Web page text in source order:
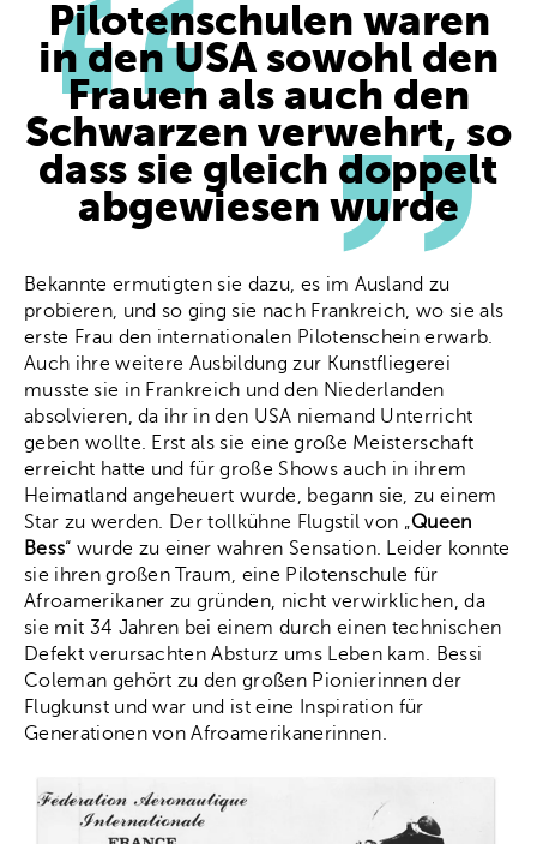
Pilotenschulen waren
in den USA sowohl den
Frauen als auch den
Schwarzen verwehrt, so
dass sie gleich doppelt
abgewiesen wurde
Bekannte ermutigten sie dazu, es im Ausland zu
probieren, und so ging sie nach Frankreich, wo sie als
erste Frau den internationalen Pilotenschein erwarb.
Auch ihre weitere Ausbildung zur Kunstfliegerei
musste sie in Frankreich und den Niederlanden
absolvieren, da ihr in den USA niemand Unterricht
geben wollte. Erst als sie eine große Meisterschaft
erreicht hatte und für große Shows auch in ihrem
Heimatland angeheuert wurde, begann sie, zu einem
Star zu werden. Der tollkühne Flugstil von „Queen
Bess“ wurde zu einer wahren Sensation. Leider konnte
sie ihren großen Traum, eine Pilotenschule für
Afroamerikaner zu gründen, nicht verwirklichen, da
sie mit 34 Jahren bei einem durch einen technischen
Defekt verursachten Absturz ums Leben kam. Bessi
Coleman gehört zu den großen Pionierinnen der
Flugkunst und war und ist eine Inspiration für
Generationen von Afroamerikanerinnen.